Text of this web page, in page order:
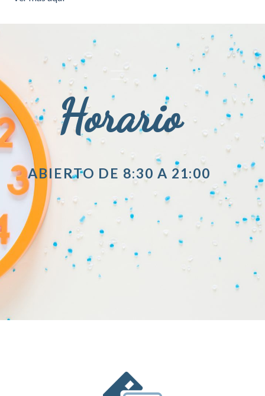
Horario
ABIERTO DE 8:30 A 21:00